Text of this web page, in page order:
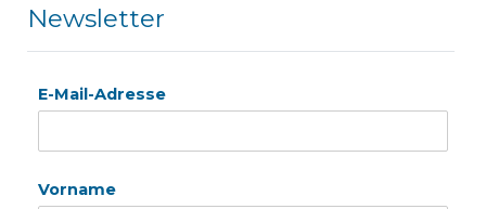
Newsletter
E-Mail-Adresse
Vorname